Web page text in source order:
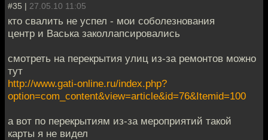
#35 | 27.05.10 11:05
кто свалить не успел - мои соболезнования
центр и Васька заколлапсировались
смотреть на перекрытия улиц из-за ремонтов можно
тут
http://www.gati-online.ru/index.php?
option=com_content&view=article&id=76&Itemid=100
а вот по перекрытиям из-за мероприятий такой
карты я не видел